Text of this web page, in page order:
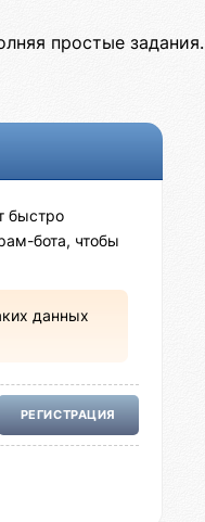
простые задания.
быстро
бота, чтобы
данных
РЕГИСТРАЦИЯ